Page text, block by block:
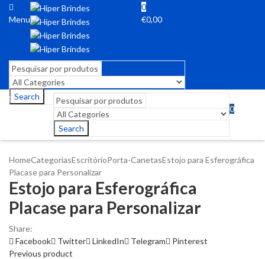
Menu
0
€0,00
Search
Search
0
HomeCategoriasEscritórioPorta-CanetasEstojo para Esferográfica
Placase para Personalizar
Estojo para Esferográfica
Placase para Personalizar
Share:
Facebook
Twitter LinkedIn Telegram
Pinterest
Previous product